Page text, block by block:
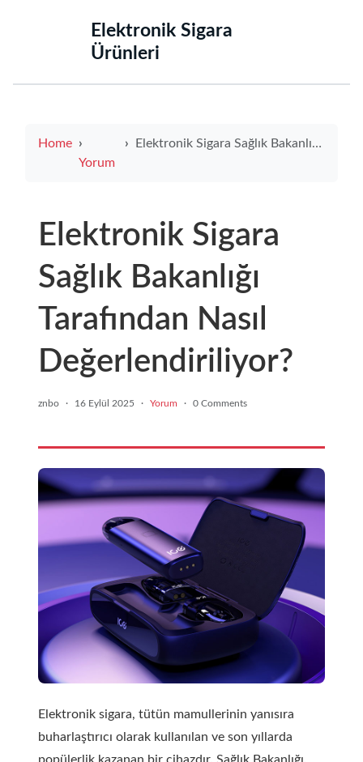
‌Elektronik Sigara
Ürünleri‌
Home
Yorum
Elektronik Sigara Sağlık Bakanlığı Tarafından Nasıl Değerlendiriliyor?
Elektronik Sigara
Sağlık Bakanlığı
Tarafından Nasıl
Değerlendiriliyor?
znbo · 16 Eylül 2025 · Yorum · 0 Comments
Elektronik sigara, tütün mamullerinin yanısıra
buharlaştırıcı olarak kullanılan ve son yıllarda
popülerlik kazanan bir cihazdır. Sağlık Bakanlığı,